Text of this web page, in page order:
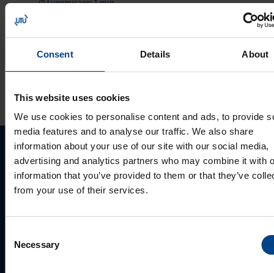
Consent Details About
This website uses cookies
We use cookies to personalise content and ads, to provide
media features and to analyse our traffic. We also share
information about your use of our site with our social media,
advertising and analytics partners who may combine it with
information that you’ve provided to them or that they’ve
from your use of their services.
Selection
Necessary
Lugemisaeg: 1 min
pakkumine 2023
Palun võtke meiega ühendust